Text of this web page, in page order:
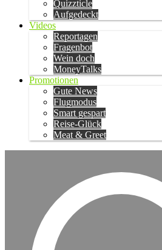
Quizzticle
Aufgedeckt
Videos
Reportagen
Fragenbot
Wein doch
MoneyTalks
Promotionen
Gute News
Flugmodus
Smart gespart
Reise-Glück
Meat & Greet